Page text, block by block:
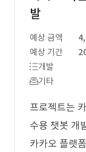
발
예상 금액
예상 기간
개발
기타
프로젝트는
수용 챗봇 개
카카오 플랫